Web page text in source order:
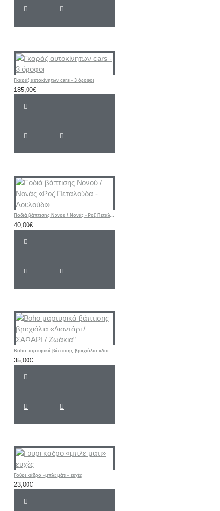
Γκαράζ αυτοκίνητων cars - 3 όροφοι
185,00€
Ποδιά βάπτισης Νονού / Νονάς «Ροζ Πεταλούδα - Λουλούδι»
40,00€
Boho μαρτυρικά βάπτισης βραχιόλια «Λιοντάρι / ΣΑΦΑΡΙ / Ζωάκια”
35,00€
Γούρι κάδρο «μπλε μάτι» ευχές
23,00€